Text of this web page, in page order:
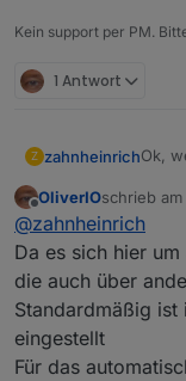
Kein support per PM.
1 Antwort
Z zahnheinrichOk,
Wie
bei
Offline
OliverIOschrieb am
zuletzt
@zahnheinrich
Da es sich hier
die auch über
Standardmäßig ist
eingestellt
Für das